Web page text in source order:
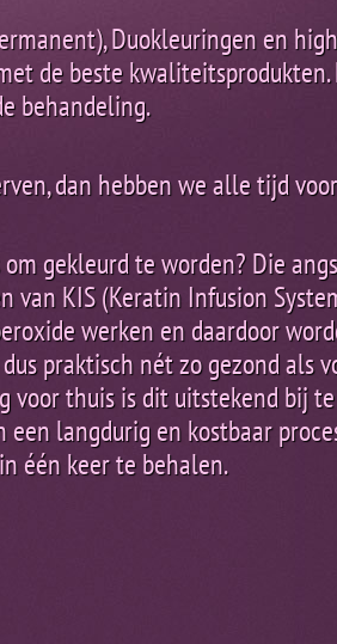
Duokleuringen en
de beste kwaliteitsprodukten.
behandeling.
dan hebben we alle tijd
gekleurd te worden? Die
KIS (Keratin Infusion
werken en daardoor
praktisch nét zo gezond als
voor thuis is dit uitstekend bij
langdurig en kostbaar
één keer te behalen.